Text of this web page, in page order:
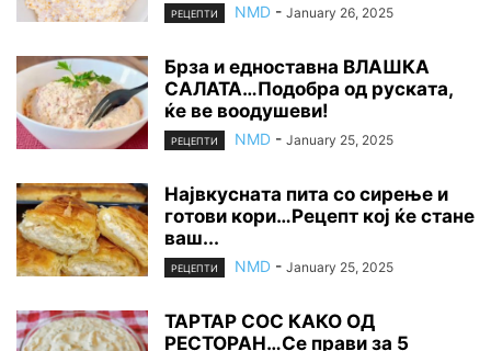
РЕЦЕПТИ NMD - January 26, 2025
Брза и едноставна ВЛАШКА
САЛАТА…Подобра од руската,
ќе ве воодушеви!
РЕЦЕПТИ NMD - January 25, 2025
Највкусната пита со сирење и
готови кори…Рецепт кој ќе стане
ваш...
РЕЦЕПТИ NMD - January 25, 2025
ТАРТАР СОС КАКО ОД
РЕСТОРАН…Се прави за 5